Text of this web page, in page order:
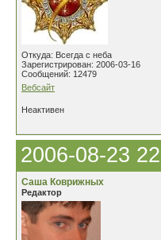
Откуда: Всегда с неба
Зарегистрирован: 2006-03-16
Сообщений: 12479
Вебсайт
Неактивен
2006-08-23
Саша Коврижных
Редактор